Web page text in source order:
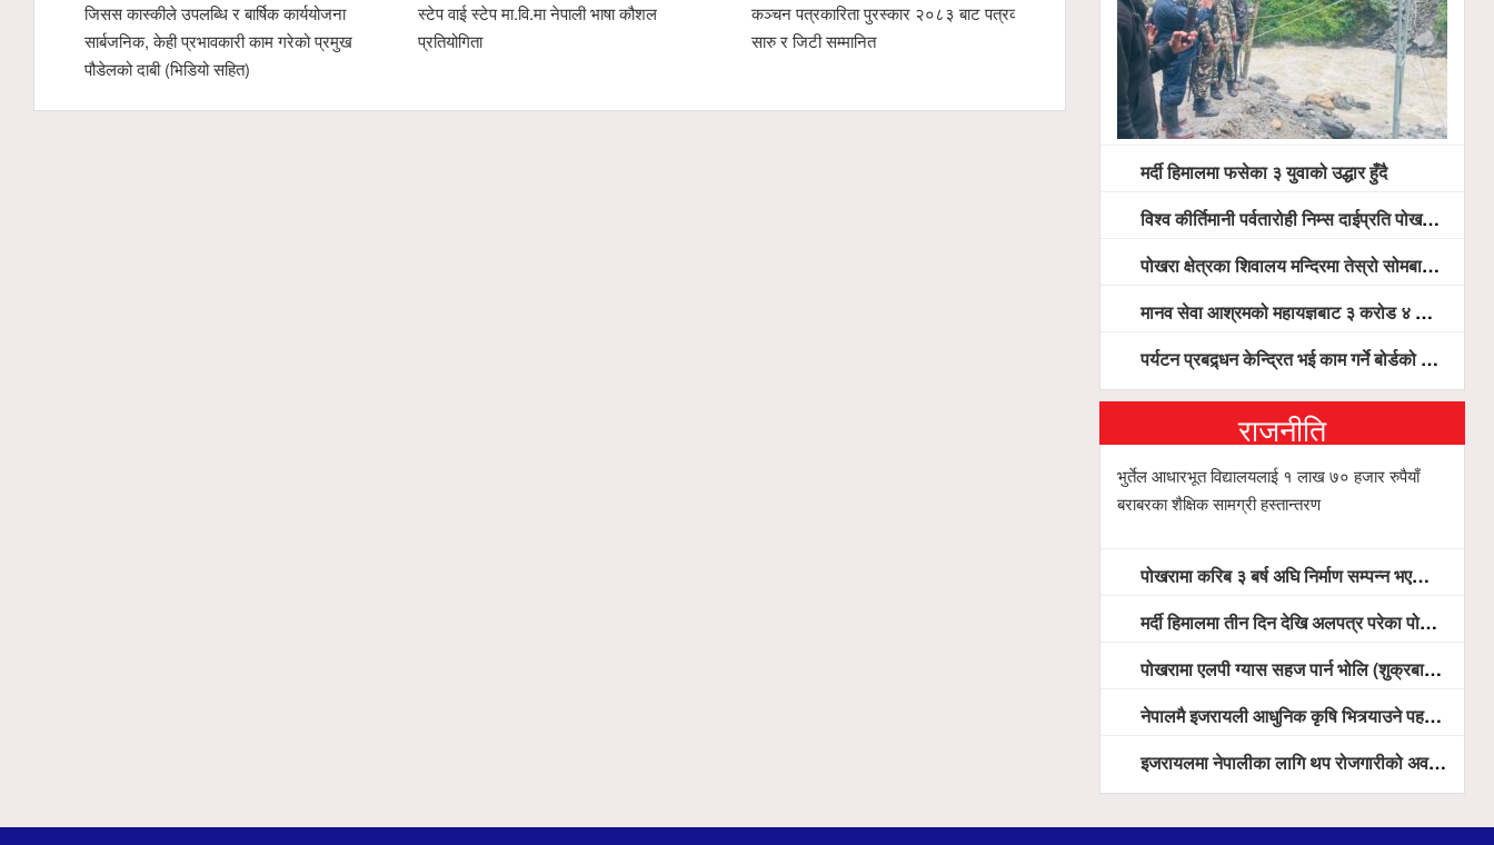
जिसस कास्कीले उपलब्धि र बार्षिक कार्ययोजना
सार्बजनिक, केही प्रभावकारी काम गरेको प्रमुख
पौडेलको दाबी (भिडियो सहित)
स्टेप वाई स्टेप मा.वि.मा नेपाली भाषा कौशल
प्रतियोगिता
कञ्चन पत्रकारिता पुरस्कार २०८३ बाट पत्रकारद्वय
सारु र जिटी सम्मानित
१४ औँ वार्षिकोत्सवमा पोखरा ट्रेड मलको ‘ग्रान्ड
फेस्ट २०८३’ यही साउन २२ देखि हुने
मर्दी
मर्दी हिमालमा फसेका ३ युवाको उद्धार हुँदै
विश्व कीर्तिमानी पर्वतारोही निम्स दाईप्रति पोखरामा श्रद्धाञ्जली, दीप प्रज्वलन गर्दै योगदानको प्रशंसा (भिडियो सहित)
पोखरा क्षेत्रका शिवालय मन्दिरमा तेस्रो सोमबार भक्तजनको बिहानैदेखि घुइँचो
मानव सेवा आश्रमको महायज्ञबाट ३ करोड ४ लाख ५९ हजार बचत, १ करोड ४४ लाख उठ्न बाँकी, विना संचार माध्यम तर प्रचार प्रसारमै भयो १९ लाख खर्च !
पर्यटन प्रबद्र्धन केन्द्रित भई काम गर्ने बोर्डको योजना छः सदस्य पोखरेल, चलिय पोखरालाई थप प्रभावकारी बनाउन होटल संघको माग
राजनीति
भुर्तेल आधारभूत विद्यालयलाई १ लाख ७० हजार रुपैयाँ
बराबरका शैक्षिक सामग्री हस्तान्तरण
पोखरामा करिब ३ बर्ष अघि निर्माण सम्पन्न भएको विद्युतीय शवदाह गृह अझै संचालनमा आउन सकेन, तत्काल संचालन गर्न स्थानियको माग
मर्दी हिमालमा तीन दिन देखि अलपत्र परेका पोखराका तीन युवाको सशस्त्र प्रहरी सहितको टोलीको साहसिक उद्धार
पोखरामा एलपी ग्यास सहज पार्न भोलि (शुक्रबार) देखि खुद्रा पसलबाटै बिक्रि वितरण हुने, स्टोर नगर्न आग्रह
नेपालमै इजरायली आधुनिक कृषि भित्र्याउने पहल ः पोखराका मेयर धनराज आचार्य र इजरायली राजदूतबीच सहकार्य विस्तारको संकेत
इजरायलमा नेपालीका लागि थप रोजगारीको अवसर विस्तार गरिने ः राजदूत बास